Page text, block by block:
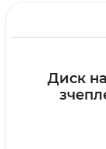
Диск